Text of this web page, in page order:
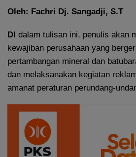
Oleh: Fachri Dj. Sangadji, S.T
DI dalam tulisan ini, penulis akan
kewajiban perusahaan yang
pertambangan mineral dan
dan melaksanakan kegiatan
amanat peraturan perundang-